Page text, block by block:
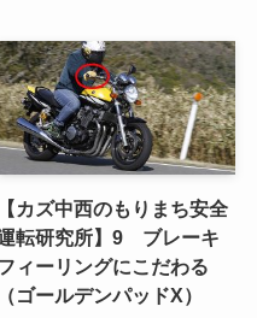
【カズ中西のもりまち安全
転研究所】9 ブレーキ
ィーリングにこだわる
（ゴールデンパッドΧ）